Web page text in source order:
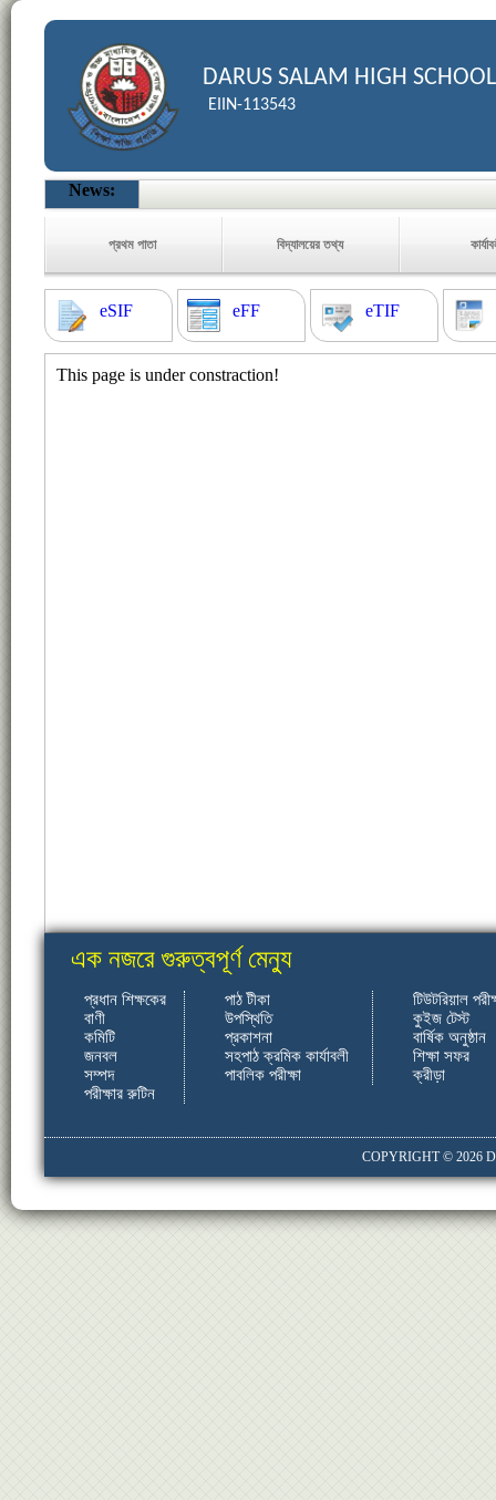
DARUS SALAM HIGH SCHOOL
EIIN-113543
News:
প্রথম পাতা বিদ্যালয়ের তথ্য
eSIF eFF eTIF
This page is under constraction!
এক নজরে গুরুত্বপূর্ণ মেন্যু
প্রধান শিক্ষকের
বাণী
কমিটি
জনবল
সম্পদ
পরীক্ষার রুটিন
পাঠ টীকা
উপস্থিতি
প্রকাশনা
সহপাঠ ক্রমিক কার্যাবলী
পাবলিক পরীক্ষা
টিউটরিয়াল
কুইজ টেস্ট
বার্ষিক অনুষ্ঠান
শিক্ষা সফর
ক্রীড়া
COPYRIGHT © 2026